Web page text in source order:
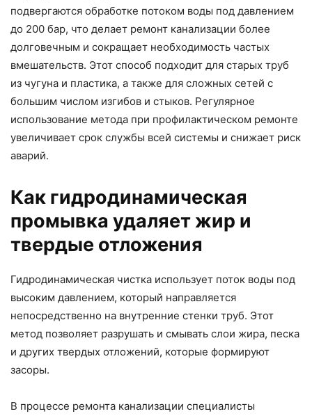
подвергаются обработке потоком воды под давлением
до 200 бар, что делает ремонт канализации более
долговечным и сокращает необходимость частых
вмешательств. Этот способ подходит для старых труб
из чугуна и пластика, а также для сложных сетей с
большим числом изгибов и стыков. Регулярное
использование метода при профилактическом ремонте
увеличивает срок службы всей системы и снижает риск
аварий.
Как гидродинамическая
промывка удаляет жир и
твердые отложения
Гидродинамическая чистка использует поток воды под
высоким давлением, который направляется
непосредственно на внутренние стенки труб. Этот
метод позволяет разрушать и смывать слои жира, песка
и других твердых отложений, которые формируют
засоры.
В процессе ремонта канализации специалисты